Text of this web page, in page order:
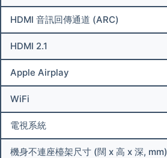
HDMI 音訊回傳通道 (ARC)
HDMI 2.1
Apple Airplay
WiFi
電視系統
機身不連座檯架尺寸 (闊 x 高 x 深, mm)